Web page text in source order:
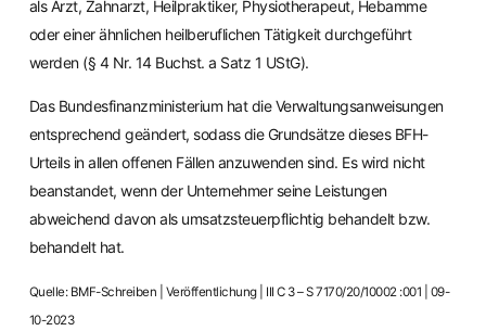
als Arzt, Zahnarzt, Heilpraktiker, Physiotherapeut, Hebamme
oder einer ähnlichen heilberuflichen Tätigkeit durchgeführt
werden (§ 4 Nr. 14 Buchst. a Satz 1 UStG).
Das Bundesfinanzministerium hat die Verwaltungsanweisungen
entsprechend geändert, sodass die Grundsätze dieses BFH-
Urteils in allen offenen Fällen anzuwenden sind. Es wird nicht
beanstandet, wenn der Unternehmer seine Leistungen
abweichend davon als umsatzsteuerpflichtig behandelt bzw.
behandelt hat.
Quelle: BMF-Schreiben | Veröffentlichung | III C 3 – S 7170/20/10002 :001 | 09-
10-2023